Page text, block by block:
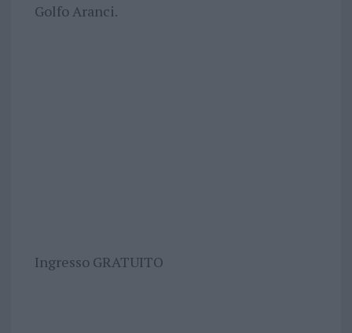
Golfo Aranci.
Ingresso GRATUITO